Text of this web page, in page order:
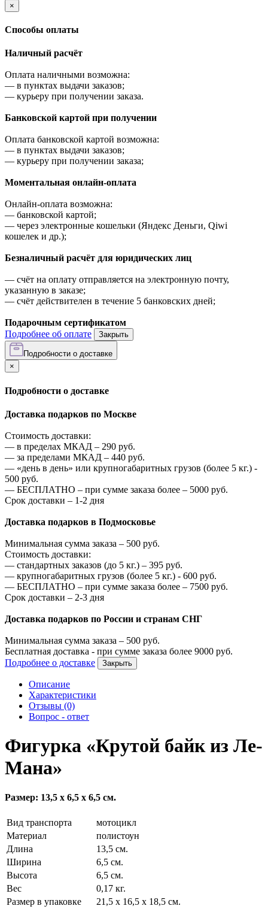
×
Cпособы оплаты
Наличный расчёт
Оплата наличными возможна:
— в пунктах выдачи заказов;
— курьеру при получении заказа.
Банковской картой при получении
Оплата банковской картой возможна:
— в пунктах выдачи заказов;
— курьеру при получении заказа;
Моментальная онлайн-оплата
Онлайн-оплата возможна:
— банковской картой;
— через электронные кошельки (Яндекс Деньги, Qiwi
кошелек и др.);
Безналичный расчёт для юридических лиц
— счёт на оплату отправляется на электронную почту,
указанную в заказе;
— счёт действителен в течение 5 банковских дней;
Подарочным сертификатом
Подробнее об оплате
Закрыть
Подробности о доставке
×
Подробности о доставке
Доставка подарков по Москве
Стоимость доставки:
— в пределах МКАД – 290 руб.
— за пределами МКАД – 440 руб.
— «день в день» или крупногабаритных грузов (более 5 кг.) -
500 руб.
— БЕСПЛАТНО – при сумме заказа более – 5000 руб.
Срок доставки – 1-2 дня
Доставка подарков в Подмосковье
Минимальная сумма заказа – 500 руб.
Стоимость доставки:
— стандартных заказов (до 5 кг.) – 395 руб.
— крупногабаритных грузов (более 5 кг.) - 600 руб.
— БЕСПЛАТНО – при сумме заказа более – 7500 руб.
Срок доставки – 2-3 дня
Доставка подарков по России и странам СНГ
Минимальная сумма заказа – 500 руб.
Бесплатная доставка - при сумме заказа более 9000 руб.
Подробнее о доставке
Закрыть
Описание
Характеристики
Отзывы (0)
Вопрос - ответ
Фигурка «Крутой байк из Ле-
Мана»
Размер: 13,5 х 6,5 х 6,5 см.
Вид транспорта
мотоцикл
Материал
полистоун
Длина
13,5 см.
Ширина
6,5 см.
Высота
6,5 см.
Вес
0,17 кг.
Размер в упаковке
21,5 х 16,5 х 18,5 см.